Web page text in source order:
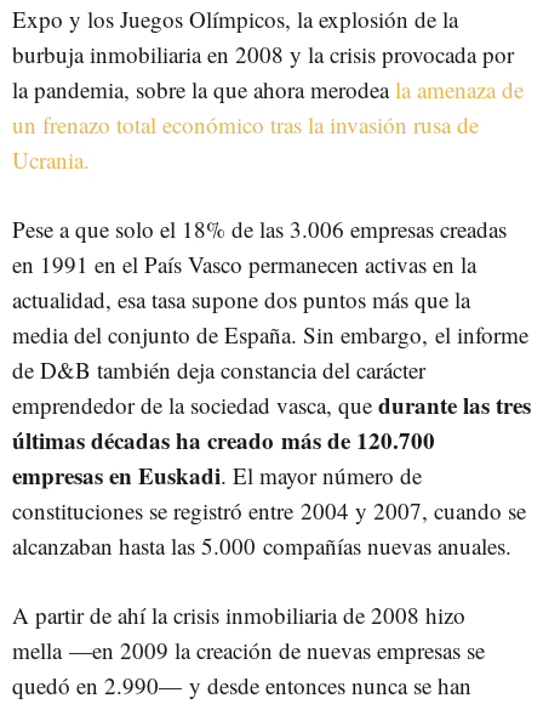
Expo y los Juegos Olímpicos, la explosión de la
burbuja inmobiliaria en 2008 y la crisis provocada por
la pandemia, sobre la que ahora merodeala amenaza de
un frenazo total económico tras la invasión rusa de
Ucrania.
Pese a que solo el 18% de las 3.006 empresas creadas
en 1991 en el País Vasco permanecen activas en la
actualidad, esa tasa supone dos puntos más que la
media del conjunto de España. Sin embargo, el informe
de D&B también deja constancia del carácter
emprendedor de la sociedad vasca, que durante las tres
últimas décadas ha creado más de 120.700
empresas en Euskadi. El mayor número de
constituciones se registró entre 2004 y 2007, cuando se
alcanzaban hasta las 5.000 compañías nuevas anuales.
A partir de ahí la crisis inmobiliaria de 2008 hizo
mella —en 2009 la creación de nuevas empresas se
quedó en 2.990— y desde entonces nunca se han